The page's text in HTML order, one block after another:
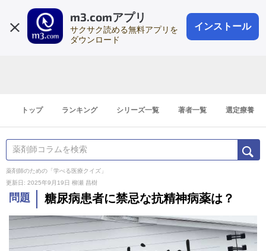
m3.comアプリ
サクサク読める無料アプリを
ダウンロード
インストール
会員登録
登録1分
トップ ランキング シリーズ一覧 著者一覧 選定療養
薬剤師のための「学べる医療クイズ」
更新日: 2025年9月19日 柳瀬 昌樹
問題 糖尿病患者に禁忌な抗精神病薬は？